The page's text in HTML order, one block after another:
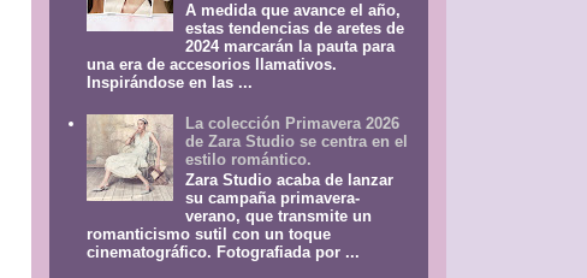
A medida que avance el año,
estas tendencias de aretes de
2024 marcarán la pauta para
una era de accesorios llamativos.
Inspirándose en las ...
La colección Primavera 2026
de Zara Studio se centra en el
estilo romántico.
Zara Studio acaba de lanzar
su campaña primavera-
verano, que transmite un
romanticismo sutil con un toque
cinematográfico. Fotografiada por ...